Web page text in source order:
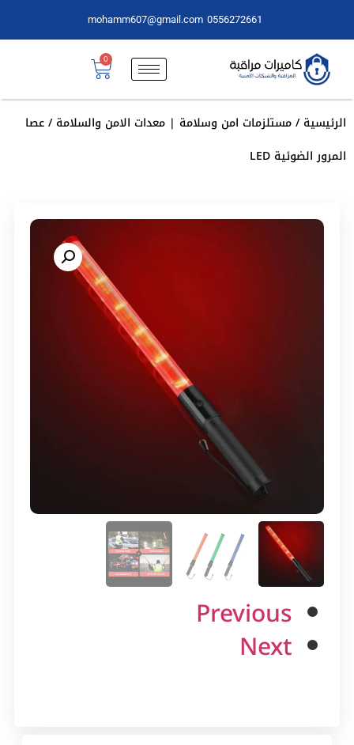
0556272661
mohamm607@gmail.com
0
الرئيسية/مستلزمات امن وسلامة | معدات الامن والسلامة/ عصا
المرور الضوئية LED
Previous
Next